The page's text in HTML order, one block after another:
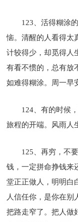
123、活得糊涂
恼。清醒的人看得太
计较得少，却觅得人
有看不惯的，总有放
如难得糊涂。周一早
124、有的时候
旅程的开端。风雨人
125、再穷，不
钱，一定拼命挣钱来
堂正正做人，明明白
人信任你，是你在别
把路走窄了。把人做